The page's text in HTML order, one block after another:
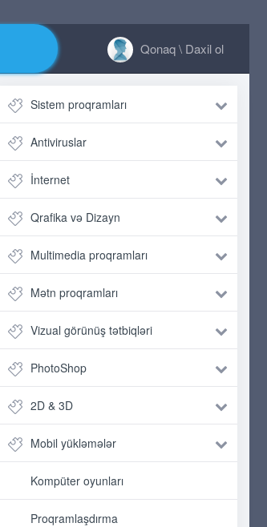
Qonaq \ Daxil ol
Sistem proqramları
Antiviruslar
İnternet
Qrafika və Dizayn
Multimedia proqramları
Mətn proqramları
Vizual görünüş tətbiqləri
PhotoShop
2D & 3D
Mobil yükləmələr
Kompüter oyunları
Proqramlaşdırma